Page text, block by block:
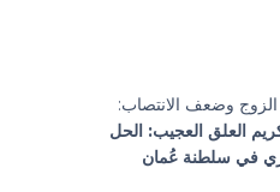
الزوج وضعف الانتصاب:
العلق العجيب: الحل
في سلطنة عُمان